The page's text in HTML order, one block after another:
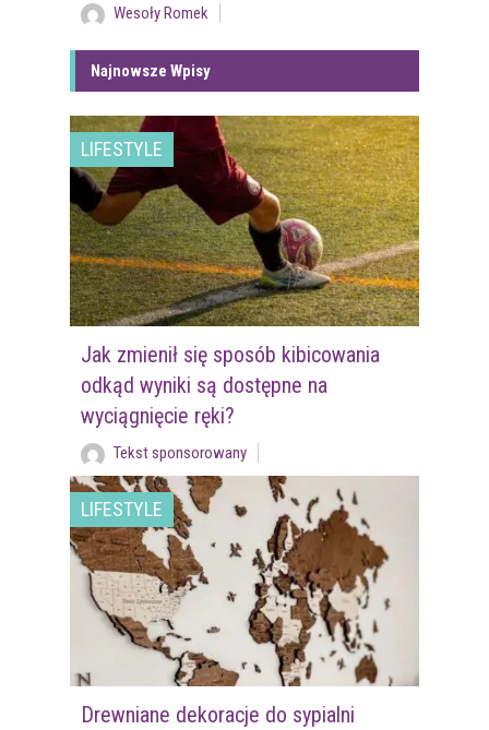
Wesoły Romek
Najnowsze Wpisy
LIFESTYLE
Jak zmienił się sposób kibicowania
odkąd wyniki są dostępne na
wyciągnięcie ręki?
Tekst sponsorowany
LIFESTYLE
Drewniane dekoracje do sypialni